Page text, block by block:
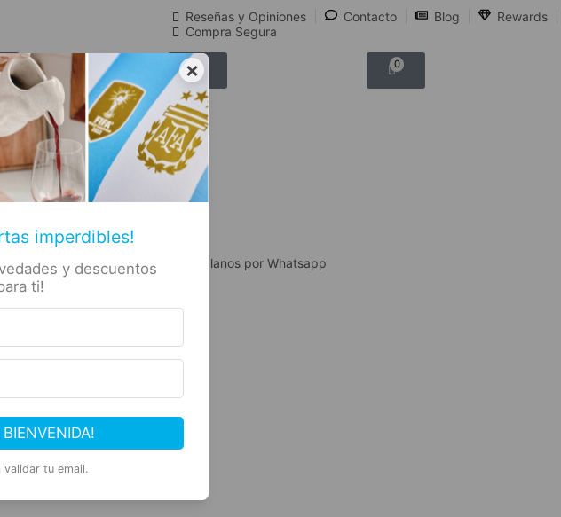
×
imperdibles!
y descuentos
ti!
tu email.
Reseñas y Opiniones Contacto Blog
Rewards
Compra Segura
0 0
Hablanos por Whatsapp
garantizada